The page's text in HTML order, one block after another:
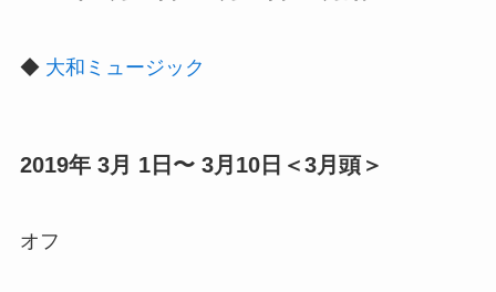
◆ 大和ミュージック
2019年 3月 1日〜 3月10日＜3月頭＞
オフ